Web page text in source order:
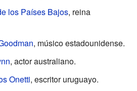
los Países Bajos, reina
, músico estadounidense.
, actor australiano.
Onetti, escritor uruguayo.